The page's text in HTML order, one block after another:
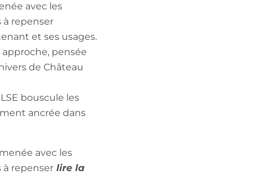
avec les
à repenser
et ses usages.
pensée
de Château
bouscule les
ancrée dans
avec les
à repenser